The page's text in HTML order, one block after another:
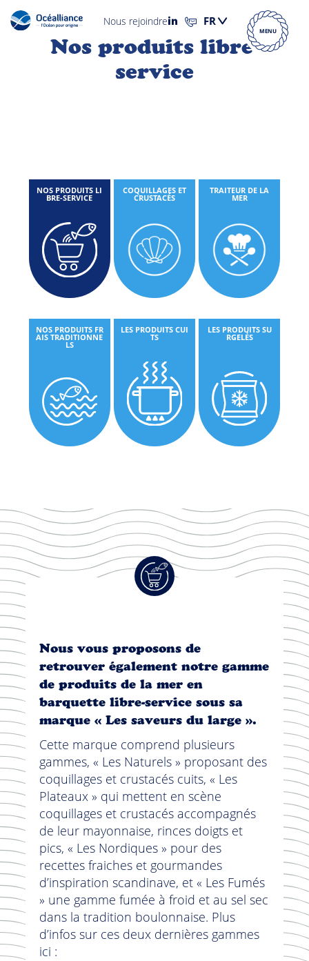
Nous rejoindre
MENU
Nos produits libre-
service
NOS PRODUITS LI
BRE-SERVICE
COQUILLAGES ET
CRUSTACÉS
TRAITEUR DE LA
MER
NOS PRODUITS FR
AIS TRADITIONNE
LS
LES PRODUITS CUI
TS
LES PRODUITS SU
RGELÉS
Nous vous proposons de
retrouver également notre gamme
de produits de la mer en
barquette libre-service sous sa
marque « Les saveurs du large ».
Cette marque comprend plusieurs
gammes, « Les Naturels » proposant des
coquillages et crustacés cuits, « Les
Plateaux » qui mettent en scène
coquillages et crustacés accompagnés
de leur mayonnaise, rinces doigts et
pics, « Les Nordiques » pour des
recettes fraiches et gourmandes
d’inspiration scandinave, et « Les Fumés
» une gamme fumée à froid et au sel sec
dans la tradition boulonnaise. Plus
d’infos sur ces deux dernières gammes
ici :